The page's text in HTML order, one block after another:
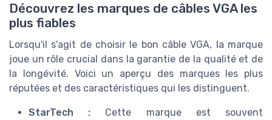
Découvrez les marques de câbles VGA les
plus fiables
Lorsqu'il s'agit de choisir le bon câble VGA, la marque
joue un rôle crucial dans la garantie de la qualité et de
la longévité. Voici un aperçu des marques les plus
réputées et des caractéristiques qui les distinguent.
StarTech : Cette marque est souvent